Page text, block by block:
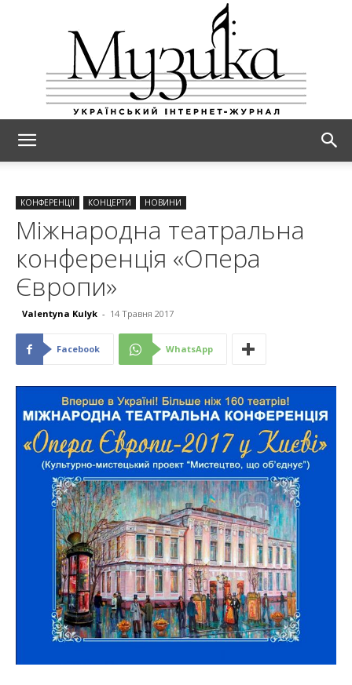
КОНФЕРЕНЦІЇ КОНЦЕРТИ НОВИНИ
Міжнародна театральна
конференція «Опера
Європи»
Valentyna Kulyk - 14 Травня 2017
Facebook WhatsApp